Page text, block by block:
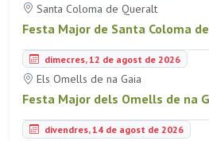
Santa Coloma de Queralt
Festa Major de Santa Coloma
dimecres, 12 de agost de 2026
Els Omells de na Gaia
Festa Major dels Omells de na
divendres, 14 de agost de 2026